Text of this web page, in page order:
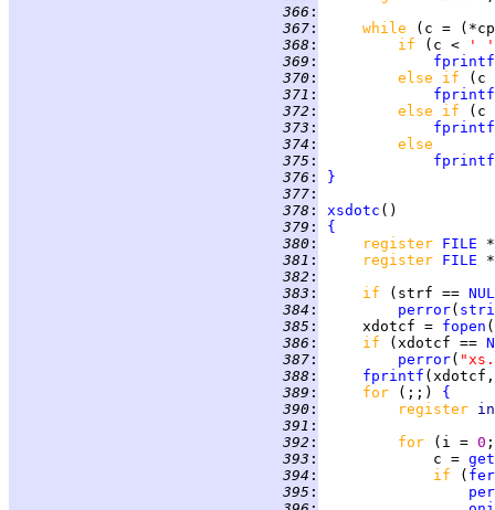
366 :
367 : while
(c =
368 : if (c <
' '
369 :
fprintf
370 : else if
(c
371 :
fprintf
372 : else if
(c
373 :
fprintf
374 :
else
375 :
fprintf
376 :
}
377 :
378 : xsdotc
379 :
{
380 : register FILE
381 : register FILE
382 :
383 : if (strf ==
384 : perror(
385 :
     xdotcf =
fopen (
386 : if (xdotcf ==
387 : perror(
388 : fprintf
389 : for (;;) {
390 : register
391 :
392 : for (i = 0
393 :
             c =
394 : if (
395 :